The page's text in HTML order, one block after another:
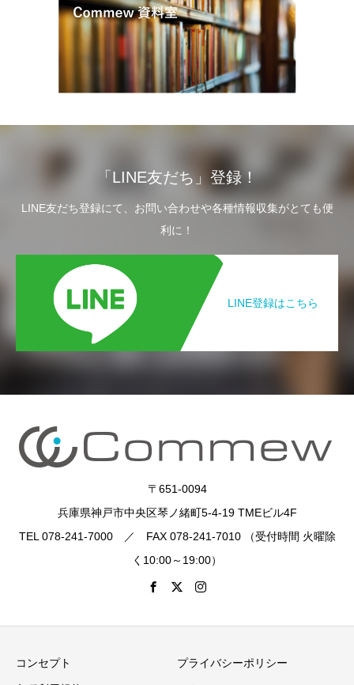
「LINE友だち」登録！
LINE友だち登録にて、お問い合わせや各種情報収集がとても便
利に！
LINE登録はこちら
〒651-0094
兵庫県神戸市中央区琴ノ緒町5-4-19 TMEビル4F
TEL 078-241-7000 ／ FAX 078-241-7010 （受付時間 火曜除
く10:00～19:00）
コンセプト プライバシーポリシー